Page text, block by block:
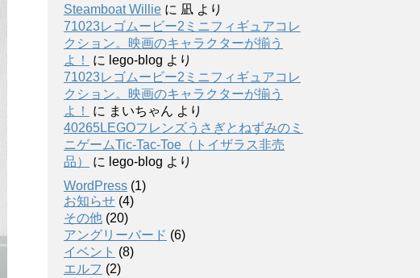
Steamboat Willie に 凪 より
71023レゴムービー2ミニフィギュアコレ
クション。映画のキャラクターが揃う
よ！
に lego-blog より
71023レゴムービー2ミニフィギュアコレ
クション。映画のキャラクターが揃う
よ！
に まいちゃん より
40265LEGOフレンズうさぎとねずみのミ
ニゲームTic-Tac-Toe（トイザラス非売
品）
に lego-blog より
WordPress (1)
お知らせ (4)
その他 (20)
アングリーバード (6)
イベント (8)
エルフ (2)